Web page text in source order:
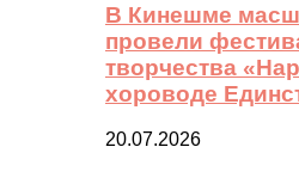
В Кинешме
провели
творчества
хороводе
20.07.2026